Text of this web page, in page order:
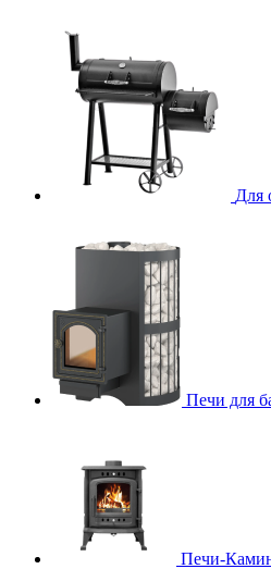
Для
Печи для
Печи-